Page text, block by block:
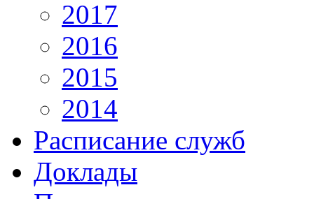
2017
2016
2015
2014
Расписание служб
Доклады